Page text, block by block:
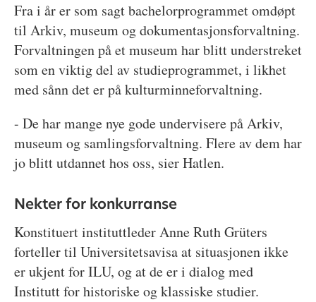
Fra i år er som sagt bachelorprogrammet omdøpt
til Arkiv, museum og dokumentasjonsforvaltning.
Forvaltningen på et museum har blitt understreket
som en viktig del av studieprogrammet, i likhet
med sånn det er på kulturminneforvaltning.
- De har mange nye gode undervisere på Arkiv,
museum og samlingsforvaltning. Flere av dem har
jo blitt utdannet hos oss, sier Hatlen.
Nekter for konkurranse
Konstituert instituttleder Anne Ruth Grüters
forteller til Universitetsavisa at situasjonen ikke
er ukjent for ILU, og at de er i dialog med
Institutt for historiske og klassiske studier.